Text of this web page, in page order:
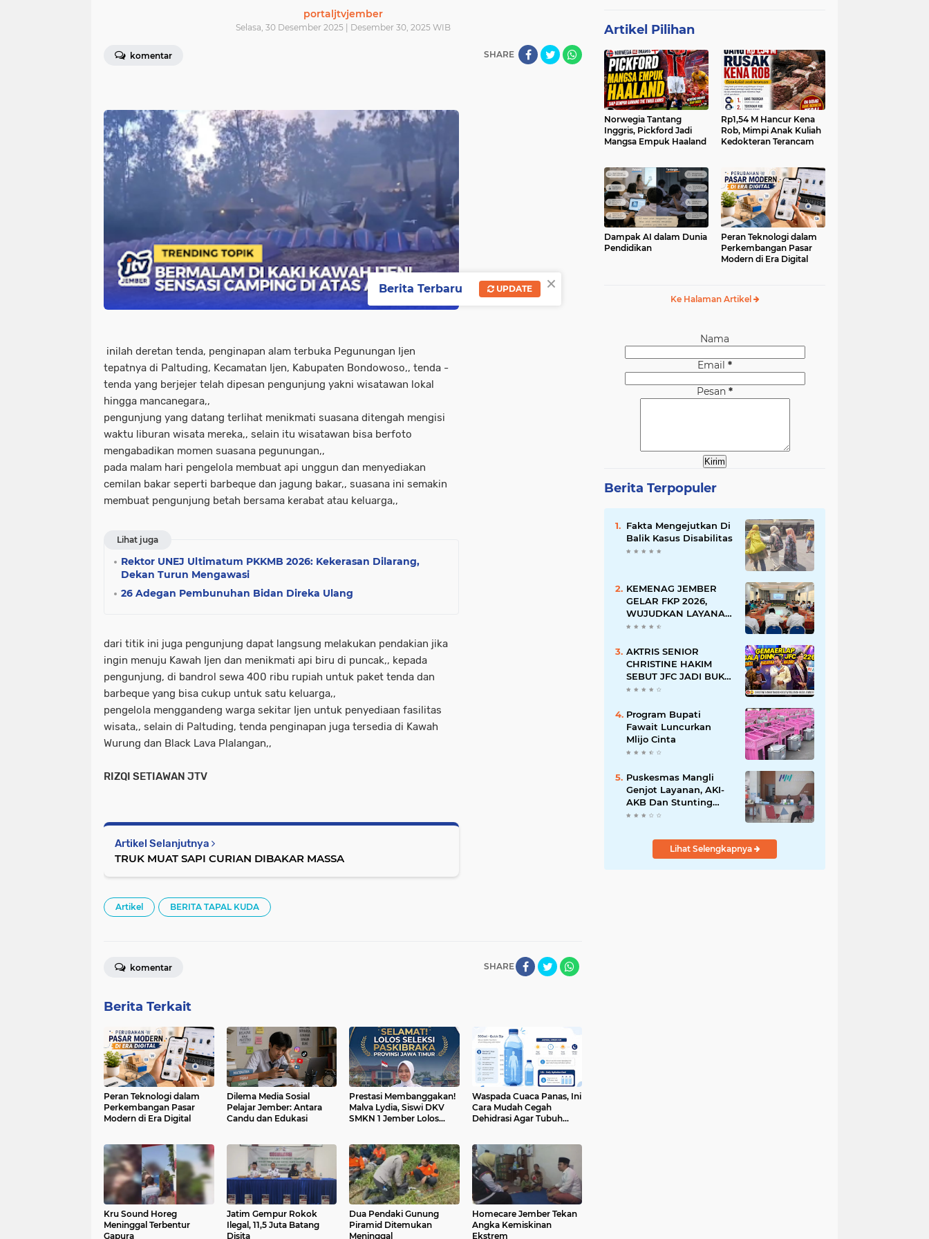
portaljtvjember
Selasa, 30 Desember 2025 | Desember 30, 2025 WIB
komentar SHARE
inilah deretan tenda, penginapan alam terbuka Pegunungan Ijen
tepatnya di Paltuding, Kecamatan Ijen, Kabupaten Bondowoso,, tenda -
tenda yang berjejer telah dipesan pengunjung yakni wisatawan lokal
hingga mancanegara,,
pengunjung yang datang terlihat menikmati suasana ditengah mengisi
waktu liburan wisata mereka,, selain itu wisatawan bisa berfoto
mengabadikan momen suasana pegunungan,,
pada malam hari pengelola membuat api unggun dan menyediakan
cemilan bakar seperti barbeque dan jagung bakar,, suasana ini semakin
membuat pengunjung betah bersama kerabat atau keluarga,,
Lihat juga
Rektor UNEJ Ultimatum PKKMB 2026: Kekerasan Dilarang,
Dekan Turun Mengawasi
26 Adegan Pembunuhan Bidan Direka Ulang
dari titik ini juga pengunjung dapat langsung melakukan pendakian jika
ingin menuju Kawah Ijen dan menikmati api biru di puncak,, kepada
pengunjung, di bandrol sewa 400 ribu rupiah untuk paket tenda dan
barbeque yang bisa cukup untuk satu keluarga,,
pengelola menggandeng warga sekitar Ijen untuk penyediaan fasilitas
wisata,, selain di Paltuding, tenda penginapan juga tersedia di Kawah
Wurung dan Black Lava Plalangan,,
RIZQI SETIAWAN JTV
Artikel Selanjutnya
TRUK MUAT SAPI CURIAN DIBAKAR MASSA
Artikel BERITA TAPAL KUDA
SHARE
komentar
Berita Terkait
Peran Teknologi dalam
Perkembangan Pasar
Modern di Era Digital
Dilema Media Sosial
Pelajar Jember: Antara
Candu dan Edukasi
Prestasi Membanggakan!
Malva Lydia, Siswi DKV
SMKN 1 Jember Lolos
Waspada Cuaca Panas, Ini
Cara Mudah Cegah
Dehidrasi Agar Tubuh
Kru Sound Horeg
Meninggal Terbentur
Gapura
Jatim Gempur Rokok
Ilegal, 11,5 Juta Batang
Disita
Dua Pendaki Gunung
Piramid Ditemukan
Meninggal
Homecare Jember Tekan
Angka Kemiskinan
Ekstrem
Artikel Pilihan
Norwegia Tantang
Inggris, Pickford Jadi
Mangsa Empuk Haaland
Rp1,54 M Hancur Kena
Rob, Mimpi Anak Kuliah
Kedokteran Terancam
Dampak AI dalam Dunia
Pendidikan
Peran Teknologi dalam
Perkembangan Pasar
Modern di Era Digital
Ke Halaman Artikel
Nama
Email *
Pesan *
Berita Terpopuler
Fakta Mengejutkan Di
Balik Kasus Disabilitas
KEMENAG JEMBER
GELAR FKP 2026,
WUJUDKAN LAYANAN
BERSINAR DAN
AKTRIS SENIOR
CHRISTINE HAKIM
SEBUT JFC JADI BUKTI
KREATIVITAS ANAK
Program Bupati
Fawait Luncurkan
Mlijo Cinta
Puskesmas Mangli
Genjot Layanan, AKI-
AKB Dan Stunting
Ditekan
Lihat Selengkapnya
×
Berita Terbaru UPDATE